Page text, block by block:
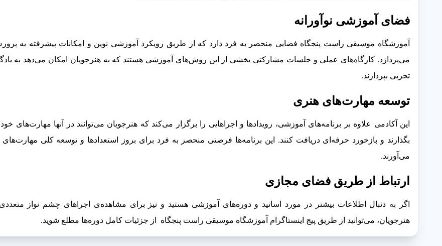
فضای آموزشی نوآورانه
آموزشگاه موسیقی راست پنجگاه فضایی منحصر به فرد دارد که از طریق رویکرد آموزشی نوین و امکانات پیشرفته به
می‌پردازد. کارگاه‌های عملی و جلسات مشارکتی بخشی از این روش‌های آموزشی هستند که به هنرجویان امکان می‌دهد به
تجربی بپردازند.
توسعه مهارت‌های هنری
این آکادمی علاوه بر برنامه‌های آموزشی، رویدادها و اجراهایی را برگزار می‌کند که هنرجویان می‌توانند در آنها مهارت‌های
بگذارند و بازخورد حرفه‌ای دریافت کنند. این برنامه‌ها فرصتی منحصر به فرد برای بروز استعدادها و توسعه کلی
می‌آورند.
ارتباط از طریق فضای مجازی
اگر به دنبال اطلاعات بیشتر در مورد اساتید و دوره‌های آموزشی هستید و نیز برای مشاهده‌ی اجراهای چشم نواز متعددی
هنرجویان، می‌توانید از طریق پیج اینستاگرام آموزشگاه موسیقی راست پنجگاه از جزئیات کامل دوره‌ها مطلع شوید.